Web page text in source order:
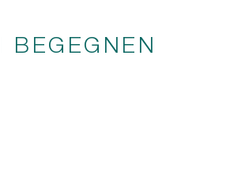
BEGEGNEN